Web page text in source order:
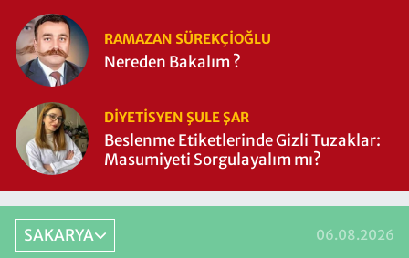
RAMAZAN SÜREKÇIOĞLU
Nereden Bakalım ?
DIYETISYEN ŞULE ŞAR
Beslenme Etiketlerinde Gizli Tuzaklar:
Masumiyeti Sorgulayalım mı?
SAKARYA 06.08.2026